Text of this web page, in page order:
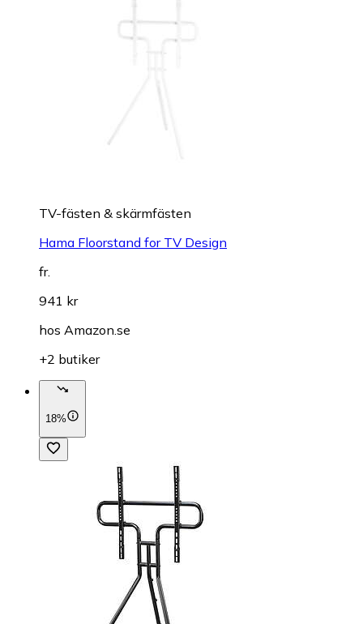
TV-fästen & skärmfästen
Hama Floorstand for TV Design
fr.
941 kr
hos Amazon.se
+2 butiker
18%